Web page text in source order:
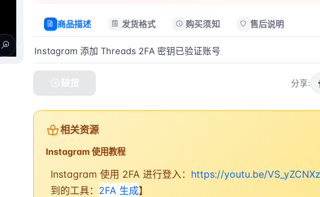
商品描述 发货格式 购买须知 售后说明
Instagram 添加 Threads 2FA 密钥已验证账号
缺货 分享:
相关资源
Instagram 使用教程
Instagram 使用 2FA 进行登入： https://youtu.be/
到的工具： 2FA 生成】